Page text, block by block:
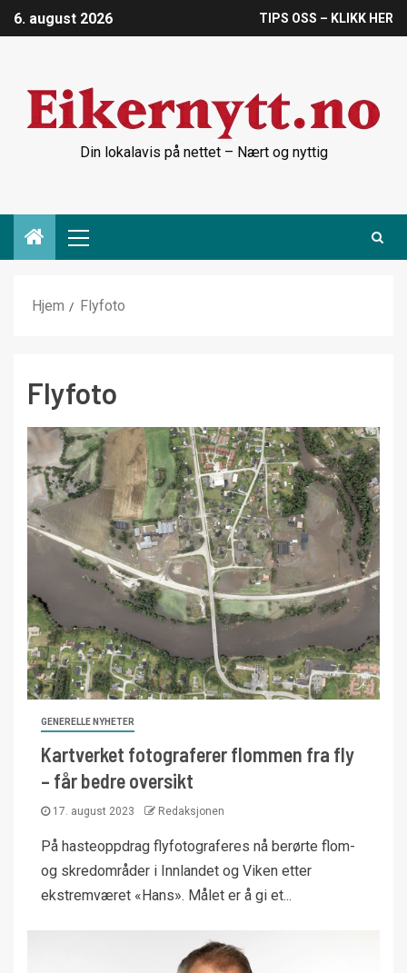
6. august 2026 TIPS OSS – KLIKK HER
Din lokalavis på nettet – Nært og nyttig
Hjem Flyfoto
Flyfoto
GENERELLE NYHETER
Kartverket fotograferer flommen fra fly
– får bedre oversikt
17. august 2023 Redaksjonen
På hasteoppdrag flyfotograferes nå berørte flom-
og skredområder i Innlandet og Viken etter
ekstremværet «Hans». Målet er å gi et...